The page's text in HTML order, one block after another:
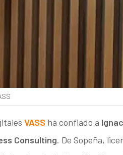
VASS ha confiado a
Consulting. De Sopeña,